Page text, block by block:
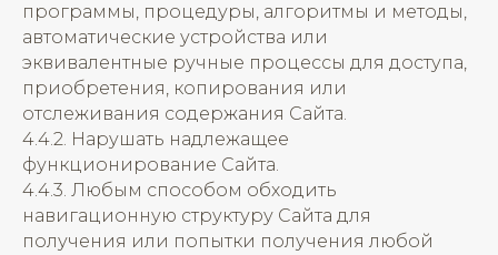
программы, процедуры, алгоритмы и методы,
автоматические устройства или
эквивалентные ручные процессы для доступа,
приобретения, копирования или
отслеживания содержания Сайта.
4.4.2. Нарушать надлежащее
функционирование Сайта.
4.4.3. Любым способом обходить
навигационную структуру Сайта для
получения или попытки получения любой